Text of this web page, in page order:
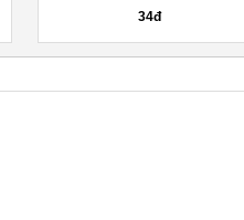
34đ